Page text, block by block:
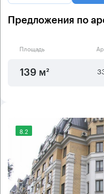
Предложения по
Площадь
139 м²
8.2